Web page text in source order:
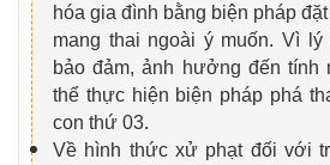
hóa gia đình bằng biện pháp
mang thai ngoài ý muốn. Vì
bảo đảm, ảnh hưởng đến tính
thể thực hiện biện pháp phá
con thứ 03.
Về hình thức xử phạt đối với